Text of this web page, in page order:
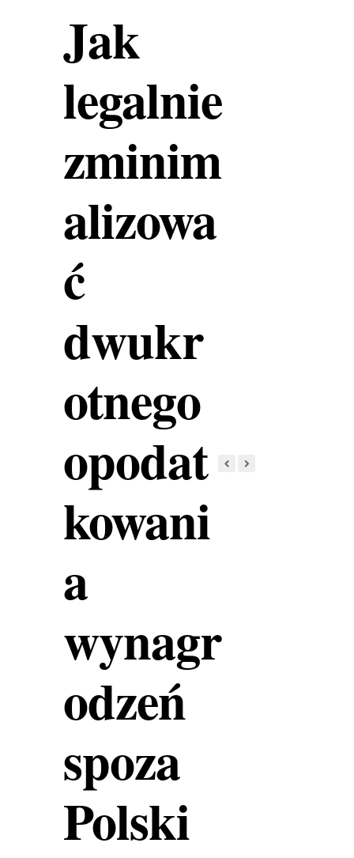
Jak
legalnie
zminim
alizowa
ć
dwukr
otnego
opodat
kowani
a
wynagr
odzeń
spoza
Polski